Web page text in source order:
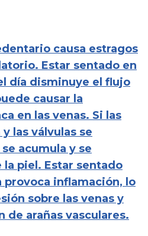
causa estragos
Estar sentado en
día disminuye el flujo
causar la
en las venas. Si las
las válvulas se
acumula y se
la piel. Estar sentado
inflamación, lo
sobre las venas y
de arañas vasculares.